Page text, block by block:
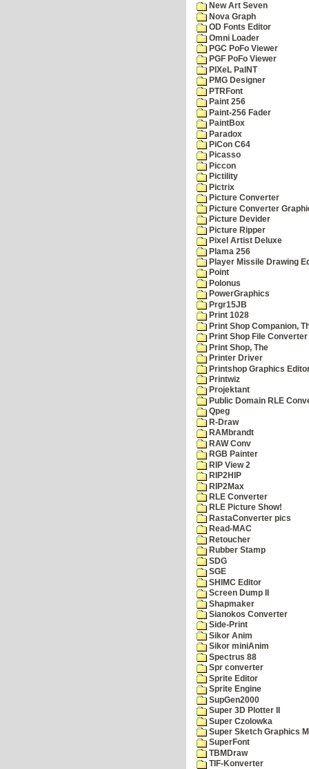
New Art Seven
Nova Graph
OD Fonts Editor
Omni Loader
PGC PoFo Viewer
PGF PoFo Viewer
PIXeL PaINT
PMG Designer
PTRFont
Paint 256
Paint-256 Fader
PaintBox
Paradox
PiCon C64
Picasso
Piccon
Pictility
Pictrix
Picture Converter
Picture Converter
Picture Devider
Picture Ripper
Pixel Artist Deluxe
Plama 256
Player Missile Drawing
Point
Polonus
PowerGraphics
Prgr15JB
Print 1028
Print Shop Companion,
Print Shop File Converter
Print Shop, The
Printer Driver
Printshop Graphics
Printwiz
Projektant
Public Domain RLE
Qpeg
R-Draw
RAMbrandt
RAW Conv
RGB Painter
RIP View 2
RIP2HIP
RIP2Max
RLE Converter
RLE Picture Show!
RastaConverter pics
Read-MAC
Retoucher
Rubber Stamp
SDG
SGE
SHIMC Editor
Screen Dump II
Shapmaker
Sianokos Converter
Side-Print
Sikor Anim
Sikor miniAnim
Spectrus 88
Spr converter
Sprite Editor
Sprite Engine
SupGen2000
Super 3D Plotter II
Super Czolowka
Super Sketch Graphics
SuperFont
TBMDraw
TIF-Konverter